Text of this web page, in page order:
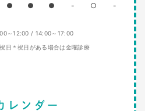
● ● ● - ○ -
～12:00 / 14:00～17:00
日＊祝日がある場合は金曜診療
レンダー